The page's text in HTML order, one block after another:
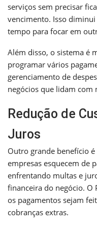
serviços sem precisar
vencimento. Isso
tempo para focar em
Além disso, o sistema é
programar vários
gerenciamento de
negócios que lidam com
Redução de
Juros
Outro grande benefício é
empresas esquecem de
enfrentando multas e
financeira do negócio. O
os pagamentos sejam
cobranças extras.